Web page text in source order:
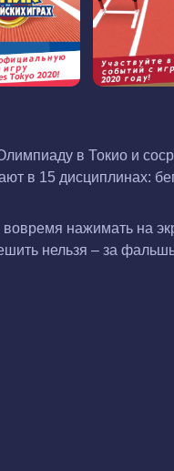
в Токио и
в 15 дисциплинах:
нажимать на
нельзя – за